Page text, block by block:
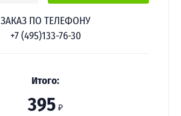
ЗАКАЗ ПО ТЕЛЕФОНУ
+7 (495)133-76-30
Итого:
395 ₽